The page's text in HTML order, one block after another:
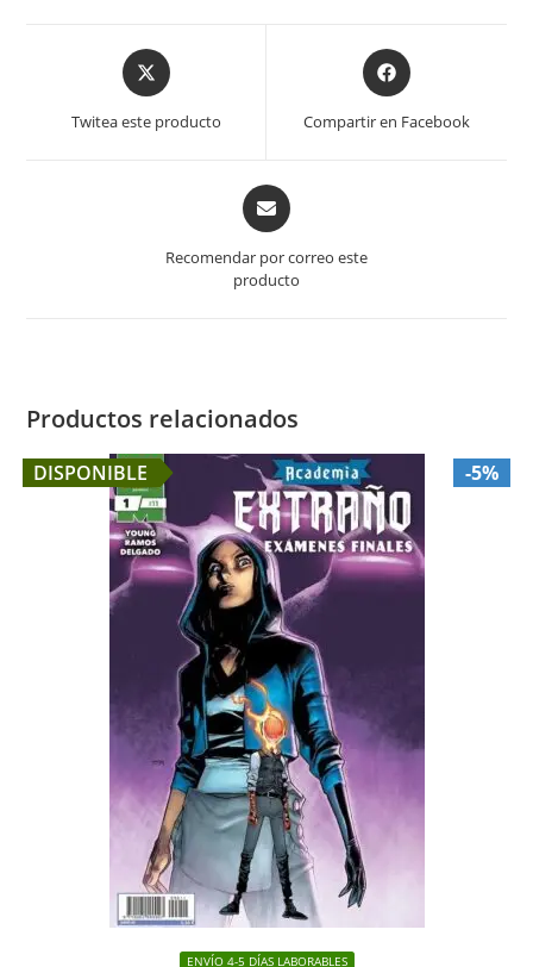
Opens
in
new
Twitea este producto
Opens
in
new
Compartir en Facebook
Opens
in
new
Recomendar por correo este
producto
Productos relacionados
DISPONIBLE -5%
ENVÍO 4-5 DÍAS LABORABLES